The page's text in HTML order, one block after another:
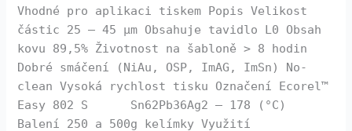
Vhodné pro aplikaci tiskem Popis Velikost
částic 25 – 45 µm Obsahuje tavidlo L0 Obsah
kovu 89,5% Životnost na šabloně > 8 hodin
Dobré smáčení (NiAu, OSP, ImAG, ImSn) No-
clean Vysoká rychlost tisku Označení Ecorel™
Easy 802 S Sn62Pb36Ag2 – 178 (°C)
Balení 250 a 500g kelímky Využití